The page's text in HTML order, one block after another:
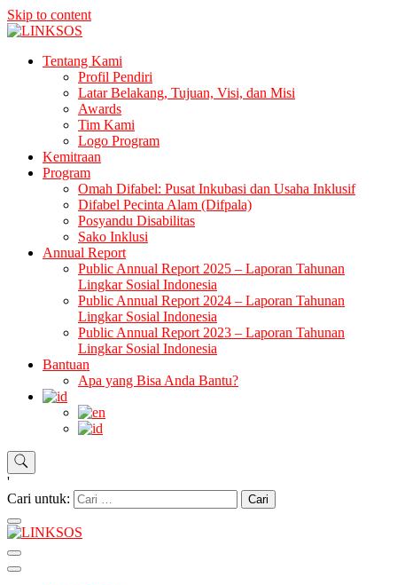
Skip to content
LINKSOSTentang Kami
Profil Pendiri
Latar Belakang, Tujuan, Visi, dan Misi
Awards
Tim Kami
Logo Program
Kemitraan
Program
Omah Difabel: Pusat Inkubasi dan Usaha Inklusif
Difabel Pecinta Alam (Difpala)
Posyandu Disabilitas
Sako Inklusi
Annual Report
Public Annual Report 2025 – Laporan Tahunan
Lingkar Sosial Indonesia
Public Annual Report 2024 – Laporan Tahunan
Lingkar Sosial Indonesia
Public Annual Report 2023 – Laporan Tahunan
Lingkar Sosial Indonesia
Bantuan
Apa yang Bisa Anda Bantu?
'
Cari untuk: